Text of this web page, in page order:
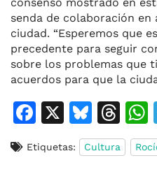
senda de colaboración en
ciudad. “Esperemos que
precedente para seguir
sobre los problemas que
acuerdos para que la
F
c
X
Bl
u
e
T
h
re
Etiquetas: Cultura